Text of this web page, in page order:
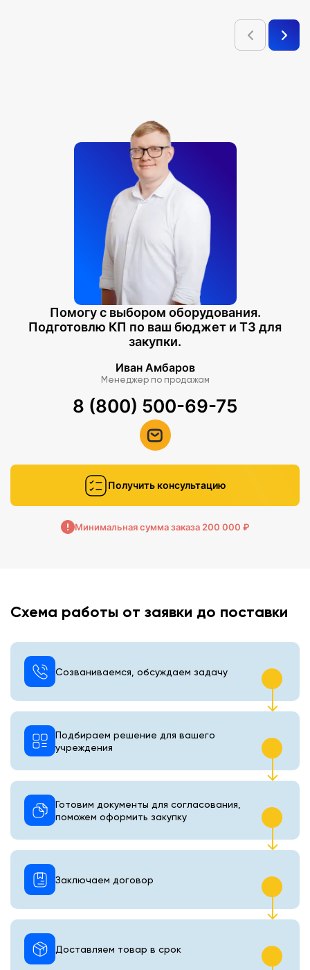
Помогу с выбором оборудования.
Подготовлю КП по ваш бюджет и ТЗ для
закупки.
Иван Амбаров
Менеджер по продажам
8 (800) 500-69-75
Получить консультацию
Минимальная сумма заказа 200 000 ₽
Схема работы от заявки до поставки
Созваниваемся, обсуждаем задачу
Подбираем решение для вашего
учреждения
Готовим документы для согласования,
поможем оформить закупку
Доставляем товар в срок
Заключаем договор